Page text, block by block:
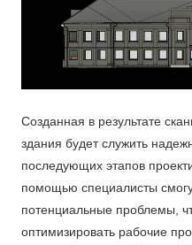
Созданная в результате
здания будет служить
последующих этапов
помощью специалисты
потенциальные проблемы,
оптимизировать рабочие